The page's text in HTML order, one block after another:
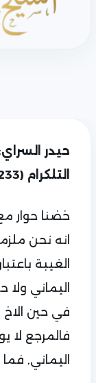
التلكرام (009647729680233)
خضنا حوار
انه نحن
الغيبة
اليماني
في حين الاخ
فالمرجع لا
اليماني,